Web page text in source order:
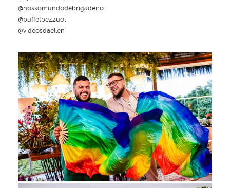
@nossomundodebrigadeiro
@buffetpezzuol
@videosdaellen